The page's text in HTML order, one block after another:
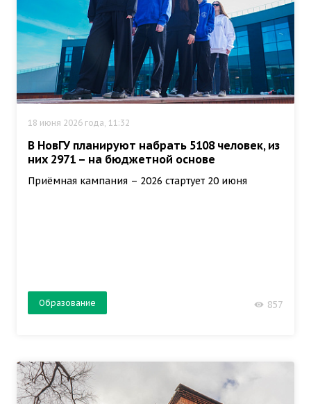
18 июня 2026 года, 11:32
В НовГУ планируют набрать 5108 человек, из
них 2971 – на бюджетной основе
Приёмная кампания – 2026 стартует 20 июня
Образование 857